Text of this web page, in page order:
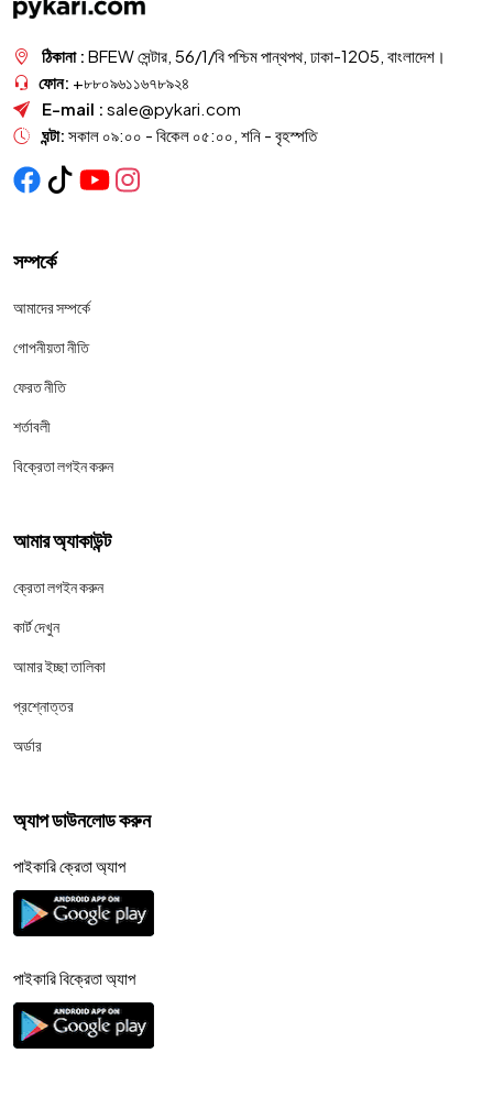
ঠিকানা : BFEW সেন্টার, 56/1/বি পশ্চিম পান্থপথ, ঢাকা-1205, বাংলাদেশ।
ফোন: +৮৮০৯৬১১৬৭৮৯২৪
E-mail : sale@pykari.com
ঘন্টা: সকাল ০৯:০০ - বিকেল ০৫:০০, শনি - বৃহস্পতি
সম্পর্কে
আমাদের সম্পর্কে
গোপনীয়তা নীতি
ফেরত নীতি
শর্তাবলী
বিক্রেতা লগইন করুন
আমার অ্যাকাউন্ট
ক্রেতা লগইন করুন
কার্ট দেখুন
আমার ইচ্ছা তালিকা
প্রশ্নোত্তর
অর্ডার
অ্যাপ ডাউনলোড করুন
পাইকারি ক্রেতা অ্যাপ
পাইকারি বিক্রেতা অ্যাপ